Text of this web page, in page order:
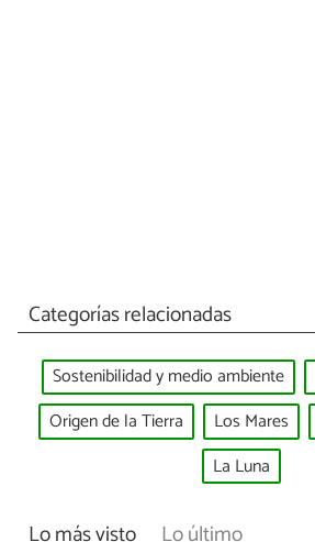
Categorías relacionadas
Sostenibilidad y medio ambiente
Origen de la Tierra
Los Mares
La Luna
Lo más visto Lo último